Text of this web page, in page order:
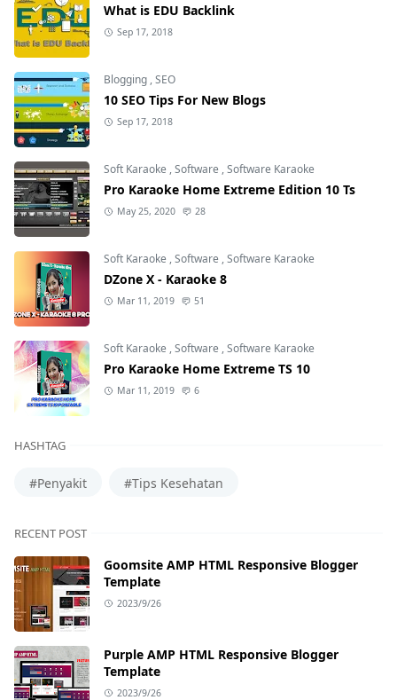
What is EDU Backlink
Sep 17, 2018
Blogging ,SEO
10 SEO Tips For New Blogs
Sep 17, 2018
Soft Karaoke ,Software ,Software Karaoke
Pro Karaoke Home Extreme Edition 10 Ts
May 25, 2020 28
Soft Karaoke ,Software ,Software Karaoke
DZone X - Karaoke 8
Mar 11, 2019 51
Soft Karaoke ,Software ,Software Karaoke
Pro Karaoke Home Extreme TS 10
Mar 11, 2019 6
HASHTAG
#Penyakit #Tips Kesehatan
RECENT POST
Goomsite AMP HTML Responsive Blogger
Template
2023/9/26
Purple AMP HTML Responsive Blogger
Template
2023/9/26